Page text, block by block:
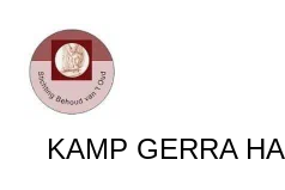
Ga
direct
naar
KAMP GERRA